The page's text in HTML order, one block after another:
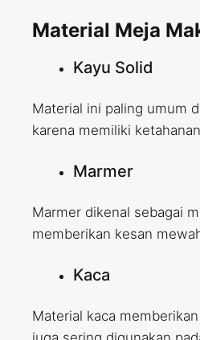
Material Meja
Kayu Solid
Material ini paling umum
karena memiliki
Marmer
Marmer dikenal sebagai
memberikan kesan
Kaca
Material kaca